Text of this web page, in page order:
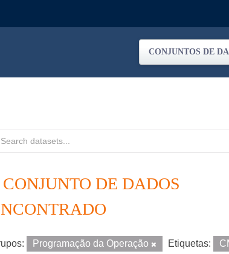
CONJUNTOS DE
CONJUNTO DE DADOS
Programação da Operação Etiquetas: